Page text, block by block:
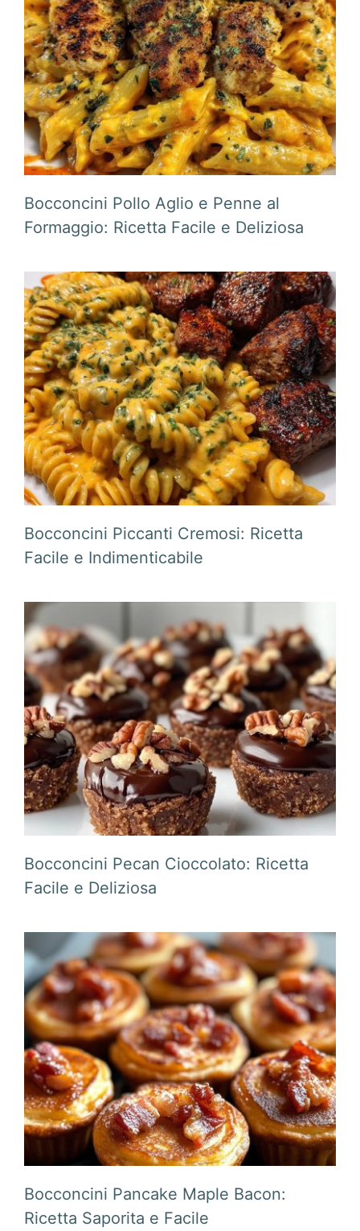
Bocconcini Pollo Aglio e Penne al
Formaggio: Ricetta Facile e Deliziosa
Bocconcini Piccanti Cremosi: Ricetta
Facile e Indimenticabile
Bocconcini Pecan Cioccolato: Ricetta
Facile e Deliziosa
Bocconcini Pancake Maple Bacon:
Ricetta Saporita e Facile